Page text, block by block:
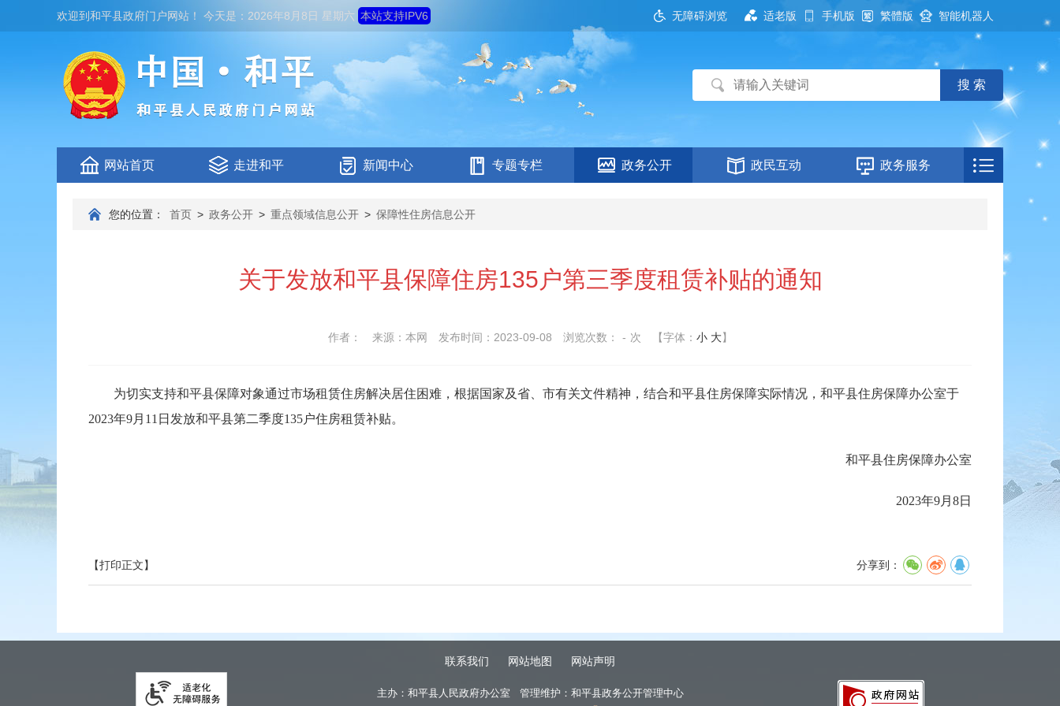
欢迎到和平县政府门户网站 ！ 今天是： 2026年8月8日 星期六 本站支持IPV6 无障碍浏览 适老版 手机版 繁體版 智能机器人
网站首页 走进和平 新闻中心 专题专栏 政务公开 政民互动 政务服务
您的位置： 首页 > 政务公开 > 重点领域信息公开 > 保障性住房信息公开
关于发放和平县保障住房135户第三季度租赁补贴的通知
作者： 来源：本网 发布时间：2023-09-08 浏览次数： - 次 【字体： 小 大】
为切实支持和平县保障对象通过市场租赁住房解决居住困难，根据国家及省、市有关文件精神，结合和平县住房保障实际情况，和平县住房保障办公室于
2023年9月11日发放和平县第二季度135户住房租赁补贴。
和平县住房保障办公室
2023年9月8日
分享到：
【打印正文】
联系我们 网站地图 网站声明
主办：和平县人民政府办公室 管理维护：和平县政务公开管理中心